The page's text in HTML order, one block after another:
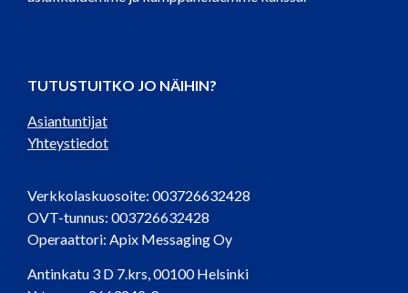
TUTUSTUITKO JO NÄIHIN?
Asiantuntijat
Yhteystiedot
Verkkolaskuosoite: 003726632428
OVT-tunnus: 003726632428
Operaattori: Apix Messaging Oy
Antinkatu 3 D 7.krs, 00100 Helsinki